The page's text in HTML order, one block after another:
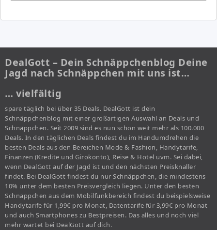
DealGott – Dein Schnäppchenblog Deine
Jagd nach Schnäppchen mit uns ist…
… vielfältig
spare täglich bei über 35 Deals. DealGott ist dein
Schnäppchenblog mit einer großartigen Auswahl an Deals und
Schnäppchen. Seit 2009 sind es nun schon weit mehr als 100.000
Deals. In den täglichen Deals findest du im Handumdrehen die
besten Deals aus den Bereichen Mode & Fashion, Handytarife,
Finanzen (Kredite und Girokonto), Reise & Hotel uvm. Sei dabei,
wenn DealGott auf der Jagd ist und den nächsten Preisknaller
findet. Bei DealGott findest du nur Schnäppchen, die mindestens
10% unter dem besten Preisvergleich liegen. Unter den besten
Schnäppchen aus dem Mobilfunkbereich findest du beispielsweise
Handytarife für 1,99€ pro Monat, Datentarife für 3,99€ pro Monat
und auch Smartphones zu Bestpreisen. Das alles und noch viel
mehr wartet bei DealGott auf dich.